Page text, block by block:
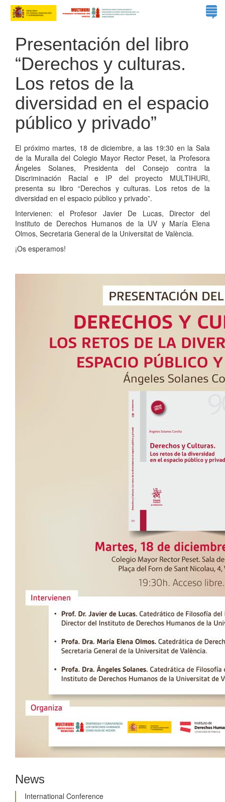
Presentación del libro
“Derechos y culturas.
Los retos de la
diversidad en el espacio
público y privado”
El próximo martes, 18 de diciembre, a las 19:30 en la Sala
de la Muralla del Colegio Mayor Rector Peset, la Profesora
Ángeles Solanes, Presidenta del Consejo contra la
Discriminación Racial e IP del proyecto MULTIHURI,
presenta su libro “Derechos y culturas. Los retos de la
diversidad en el espacio público y privado”.
Intervienen: el Profesor Javier De Lucas, Director del
Instituto de Derechos Humanos de la UV y María Elena
Olmos, Secretaria General de la Universitat de València.
¡Os esperamos!
News
International Conference